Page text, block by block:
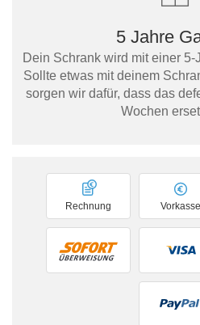
5 Jahre
Dein Schrank wird mit einer
Sollte etwas mit deinem
sorgen wir dafür, dass das
Wochen
Vorkasse
Rechnung